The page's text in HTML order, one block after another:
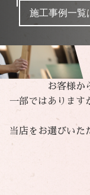
施工事例一覧
お客様か
一部ではあります
当店をお選びいた